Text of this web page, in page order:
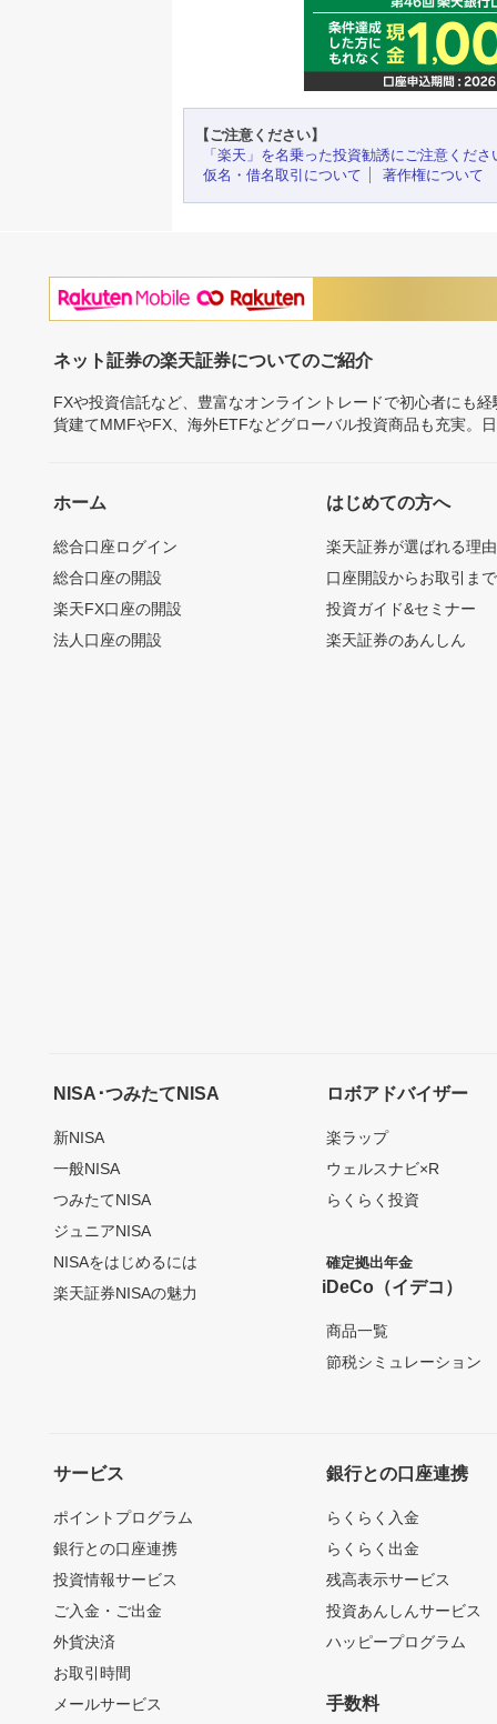
【ご注意ください】
「楽天」を名乗った投資勧誘にご注意くださ
仮名・借名取引について
著作権について
ネット証券の楽天証券についてのご紹介
FXや投資信託など、豊富なオンライントレードで初心者にも
貨建てMMFやFX、海外ETFなどグローバル投資商品も充実。
ホーム
総合口座ログイン
総合口座の開設
楽天FX口座の開設
法人口座の開設
はじめての方へ
楽天証券が選ばれる理由
口座開設からお取引ま
投資ガイド&セミナー
楽天証券のあんしん
NISA･つみたてNISA
新NISA
一般NISA
つみたてNISA
ジュニアNISA
NISAをはじめるには
楽天証券NISAの魅力
ロボアドバイザー
楽ラップ
ウェルスナビ×R
らくらく投資
確定拠出年金
iDeCo（イデコ）
商品一覧
節税シミュレーション
サービス
ポイントプログラム
銀行との口座連携
投資情報サービス
ご入金・ご出金
外貨決済
お取引時間
メールサービス
銀行との口座連携
らくらく入金
らくらく出金
残高表示サービス
投資あんしんサービス
ハッピープログラム
手数料